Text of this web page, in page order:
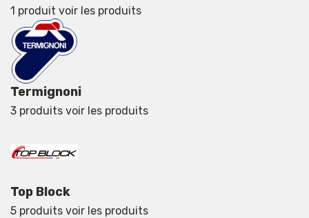
1 produit voir les produits
Termignoni
3 produits voir les produits
Top Block
5 produits voir les produits